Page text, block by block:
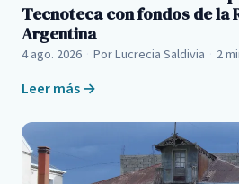
Tecnoteca con fondos de la
Argentina
4 ago. 2026 Por Lucrecia Saldivia 2
Leer más →